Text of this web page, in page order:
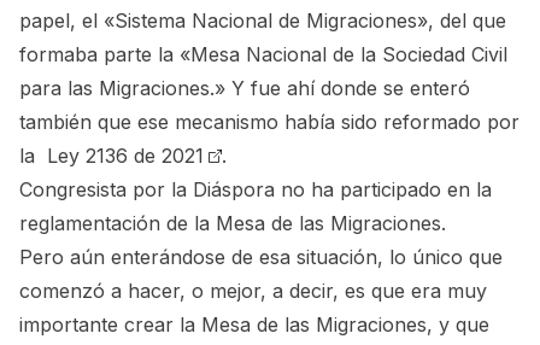
papel, el «Sistema Nacional de Migraciones», del que
formaba parte la «Mesa Nacional de la Sociedad Civil
para las Migraciones.» Y fue ahí donde se enteró
también que ese mecanismo había sido reformado por
la Ley 2136 de 2021
.
Congresista por la Diáspora no ha participado en la
reglamentación de la Mesa de las Migraciones.
Pero aún enterándose de esa situación, lo único que
comenzó a hacer, o mejor, a decir, es que era muy
importante crear la Mesa de las Migraciones, y que